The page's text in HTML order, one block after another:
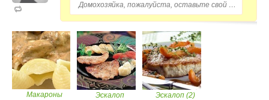
Домохозяйка, пожалуйста, оставьте свой комментарий...
Макароны
Эскалоп Эскалоп (2)